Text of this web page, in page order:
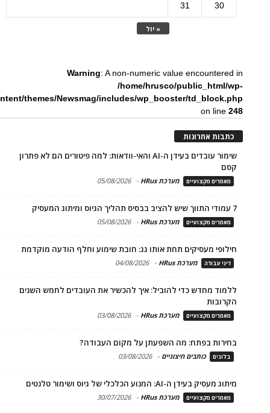
« יול
30
31
Warning: A non-numeric value encountered in
/home/hrusco/public_html/wp-
themes/Newsmag/includes/wp_booster/td_block.php
on line248
כתבות אחרונות
שימור עובדים בעידן ה-AI והאי-וודאות: למה פיטורים הם לא פתרון
קסם
מאמרים מקצועיים מערכת HRus -
05/08/2026
7 עמודי התווך שיש להציב בבסיס תהליך הגיוס ומיתוג המעסיק
מאמרים מקצועיים מערכת HRus -
05/08/2026
חילופי מעסיקים תחת אותו גג: חובת שימוע וחלף הודעה מוקדמת
דיני עבודה מערכת HRus -
04/08/2026
ללמוד מחדש כדי להוביל: איך להכשיר את העובדים לחמש השנים
הקרובות
מאמרים מקצועיים מערכת HRus -
03/08/2026
בחירות בפתח: מה השפעתן על מקום העבודה?
בלוגים כותבים חיצוניים -
03/08/2026
מיתוג מעסיק בעידן ה-AI: המנוע הכלכלי של גיוס ושימור טלנטים
מאמרים מקצועיים מערכת HRus -
30/07/2026